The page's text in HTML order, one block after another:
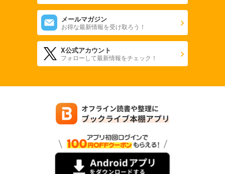
メールマガジン
お得な最新情報を受け取ろう！
X公式アカウント
フォローして最新情報をチェック！